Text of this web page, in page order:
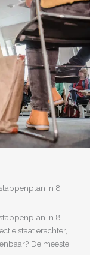
in 8
in 8
staat erachter,
De meeste